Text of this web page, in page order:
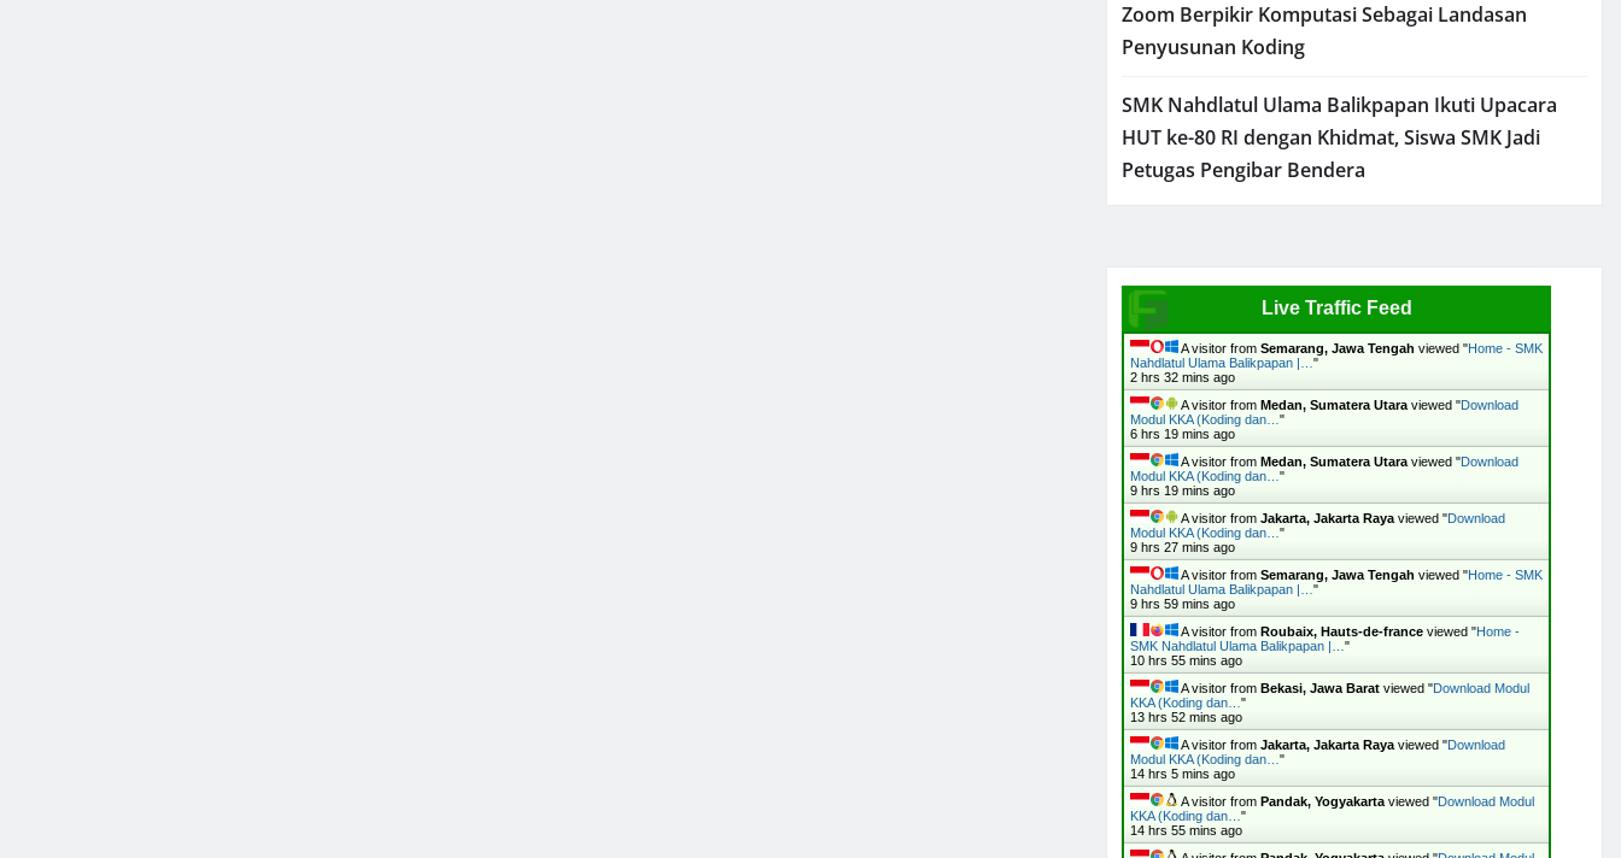
Zoom Berpikir Komputasi Sebagai Landasan
Penyusunan Koding
SMK Nahdlatul Ulama Balikpapan Ikuti Upacara
HUT ke-80 RI dengan Khidmat, Siswa SMK Jadi
Petugas Pengibar Bendera
Live Traffic Feed
A visitor from Semarang, Jawa Tengah viewed "Home - SMK
Nahdlatul Ulama Balikpapan |… "
2 hrs 32 mins ago
A visitor from Medan, Sumatera Utara viewed "Download
Modul KKA (Koding dan… "
6 hrs 19 mins ago
A visitor from Medan, Sumatera Utara viewed "Download
Modul KKA (Koding dan… "
9 hrs 19 mins ago
A visitor from Jakarta, Jakarta Raya viewed "Download
Modul KKA (Koding dan… "
9 hrs 27 mins ago
A visitor from Semarang, Jawa Tengah viewed "Home - SMK
Nahdlatul Ulama Balikpapan |… "
9 hrs 59 mins ago
A visitor from Roubaix, Hauts-de-france viewed "Home -
SMK Nahdlatul Ulama Balikpapan |… "
10 hrs 55 mins ago
A visitor from Bekasi, Jawa Barat viewed "Download Modul
KKA (Koding dan… "
13 hrs 52 mins ago
A visitor from Jakarta, Jakarta Raya viewed "Download
Modul KKA (Koding dan… "
14 hrs 5 mins ago
A visitor from Pandak, Yogyakarta viewed "Download Modul
KKA (Koding dan… "
14 hrs 55 mins ago